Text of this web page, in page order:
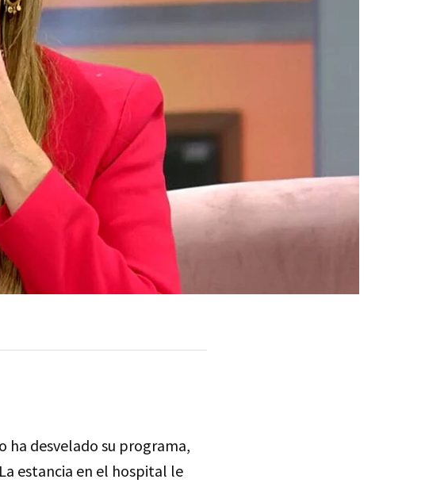
ha desvelado su programa,
estancia en el hospital le